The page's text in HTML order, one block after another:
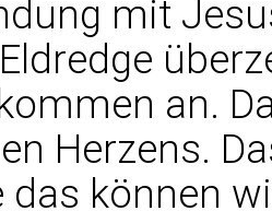
mit
an.
Herzens.
das können